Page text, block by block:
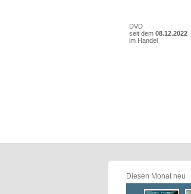
DVD
seit dem 08.12.2022
im Handel
Diesen Monat neu